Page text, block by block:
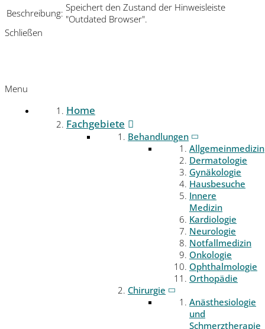
Beschreibung: Speichert den Zustand der Hinweisleiste
"Outdated Browser".
Schließen
Menu
Home
Fachgebiete
Behandlungen
Allgemeinmedizin
Dermatologie
Gynäkologie
Hausbesuche
Innere
Medizin
Kardiologie
Neurologie
Notfallmedizin
Onkologie
Ophthalmologie
Orthopädie
Chirurgie
Anästhesiologie
und
Schmerztherapie